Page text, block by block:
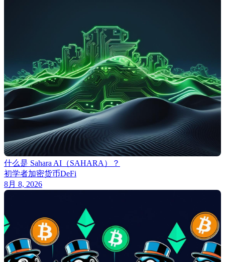
什么是 Sahara AI（SAHARA）？
初学者加密货币DeFi
8月 8, 2026